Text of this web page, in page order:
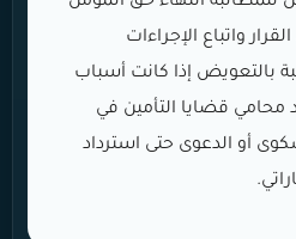
واتباع الإجراءات
بالتعويض إذا كانت أسباب
قضايا التأمين في
أو الدعوى حتى استرداد